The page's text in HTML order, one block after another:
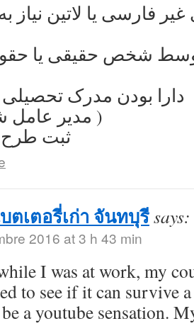
فارسی یا لاتین نیاز
توسط شخص حقیقی یا
2)دارا بودن مدرک تحصیلی
( مدیر عامل شرکت )
ثبت
ตเตอรี่เก่า จันทบุรีsays:
2016 at 3 h 43 min
I was at work, my
to see if it can survive
a youtube sensation.